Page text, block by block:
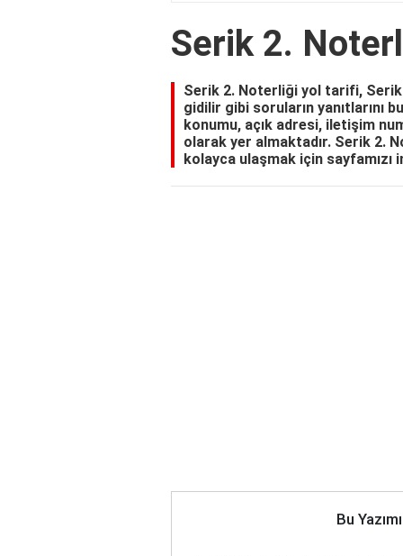
Serik 2.
Serik 2. Noterliği yol tarifi,
gidilir gibi soruların yanıtlarını
konumu, açık adresi, iletişim
olarak yer almaktadır. Serik 2.
kolayca ulaşmak için sayfamızı
Bu